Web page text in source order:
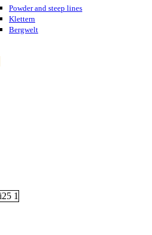
Powder and steep lines
Klettern
Bergwelt